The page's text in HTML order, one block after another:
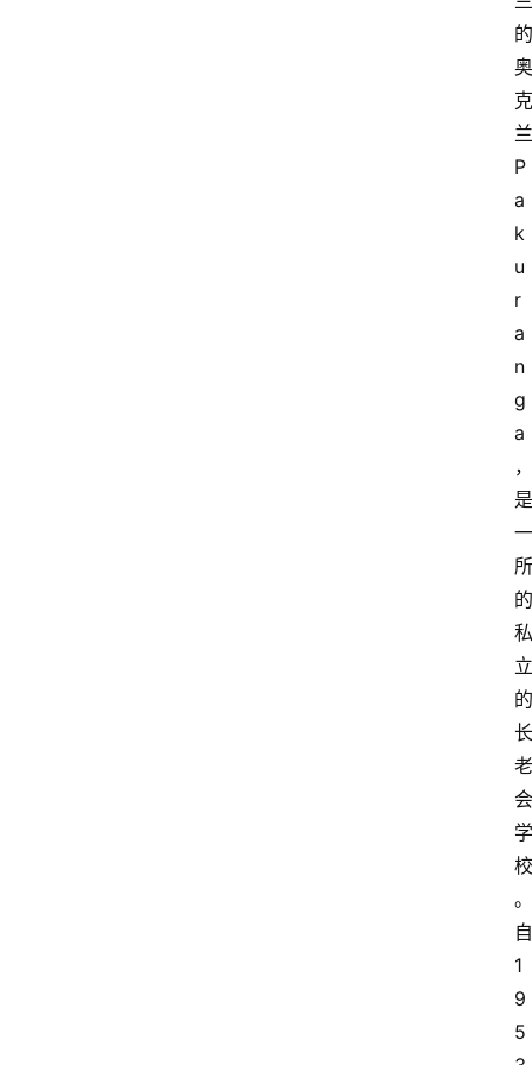
的
奥
克
兰
P
a
k
u
r
a
n
g
a
，
是
一
所
的
私
立
的
长
老
会
学
校
。
自
1
9
5